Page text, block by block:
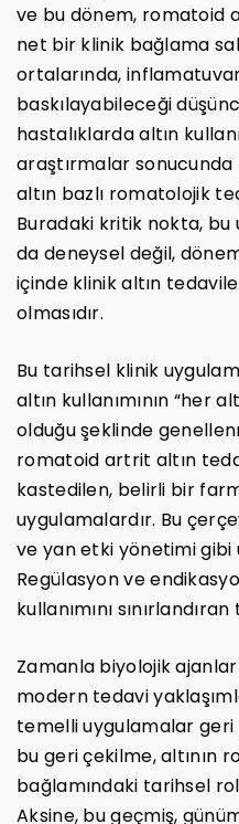
ve bu dönem, romatoid
net bir klinik bağlama
ortalarında,
baskılayabileceği
hastalıklarda altın
araştırmalar
altın bazlı romatolojik
Buradaki kritik nokta,
da deneysel değil,
içinde klinik altın
olmasıdır.
Bu tarihsel klinik
altın kullanımının “her
olduğu şeklinde
romatoid artrit altın
kastedilen, belirli bir
uygulamalardır. Bu
ve yan etki yönetimi gibi
Regülasyon ve
kullanımını
Zamanla biyolojik
modern tedavi
temelli uygulamalar geri
bu geri çekilme, altının
bağlamındaki tarihsel
Aksine, bu geçmiş,